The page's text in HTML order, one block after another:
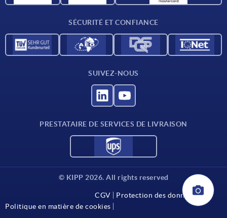
SÉCURITÉ ET CONFIANCE
SUIVEZ-NOUS
PRESTATAIRE DE SERVICES DE LIVRAISON
© KIPP 2026. All rights reserved
CGV
Protection des données
Politique en matière de cookies